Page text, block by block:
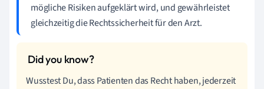
mögliche Risiken aufgeklärt wird, und gewährleistet
gleichzeitig die Rechtssicherheit für den Arzt.
Wusstest Du, dass Patienten das Recht haben, jederzeit